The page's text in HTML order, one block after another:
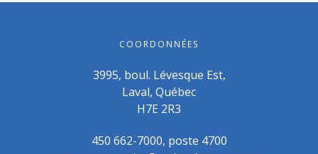
COORDONNÉES
3995, boul. Lévesque Est,
Laval, Québec
H7E 2R3
450 662-7000, poste 4700